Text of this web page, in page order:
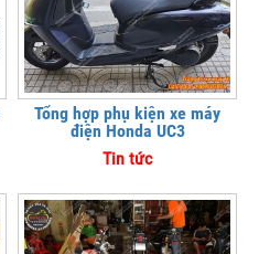
Tổng hợp phụ kiện xe máy
điện Honda UC3
Tin tức